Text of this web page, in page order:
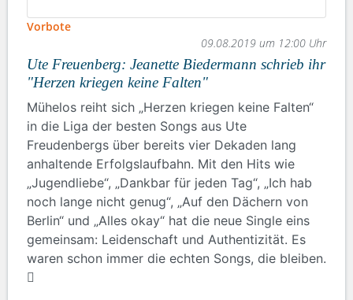
Vorbote
09.08.2019 um 12:00 Uhr
Ute Freuenberg: Jeanette Biedermann schrieb ihr
"Herzen kriegen keine Falten"
Mühelos reiht sich „Herzen kriegen keine Falten“
in die Liga der besten Songs aus Ute
Freudenbergs über bereits vier Dekaden lang
anhaltende Erfolgslaufbahn. Mit den Hits wie
„Jugendliebe“, „Dankbar für jeden Tag“, „Ich hab
noch lange nicht genug“, „Auf den Dächern von
Berlin“ und „Alles okay“ hat die neue Single eins
gemeinsam: Leidenschaft und Authentizität. Es
waren schon immer die echten Songs, die bleiben.